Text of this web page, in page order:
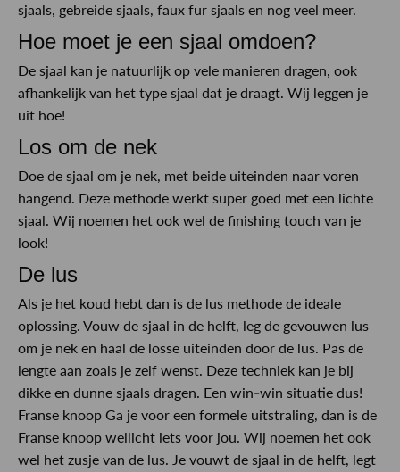
sjaals, gebreide sjaals, faux fur sjaals en nog veel meer.
Hoe moet je een sjaal omdoen?
De sjaal kan je natuurlijk op vele manieren dragen, ook
afhankelijk van het type sjaal dat je draagt. Wij leggen je
uit hoe!
Los om de nek
Doe de sjaal om je nek, met beide uiteinden naar voren
hangend. Deze methode werkt super goed met een lichte
sjaal. Wij noemen het ook wel de finishing touch van je
look!
De lus
Als je het koud hebt dan is de lus methode de ideale
oplossing. Vouw de sjaal in de helft, leg de gevouwen lus
om je nek en haal de losse uiteinden door de lus. Pas de
lengte aan zoals je zelf wenst. Deze techniek kan je bij
dikke en dunne sjaals dragen. Een win-win situatie dus!
Franse knoop Ga je voor een formele uitstraling, dan is de
Franse knoop wellicht iets voor jou. Wij noemen het ook
wel het zusje van de lus. Je vouwt de sjaal in de helft, legt